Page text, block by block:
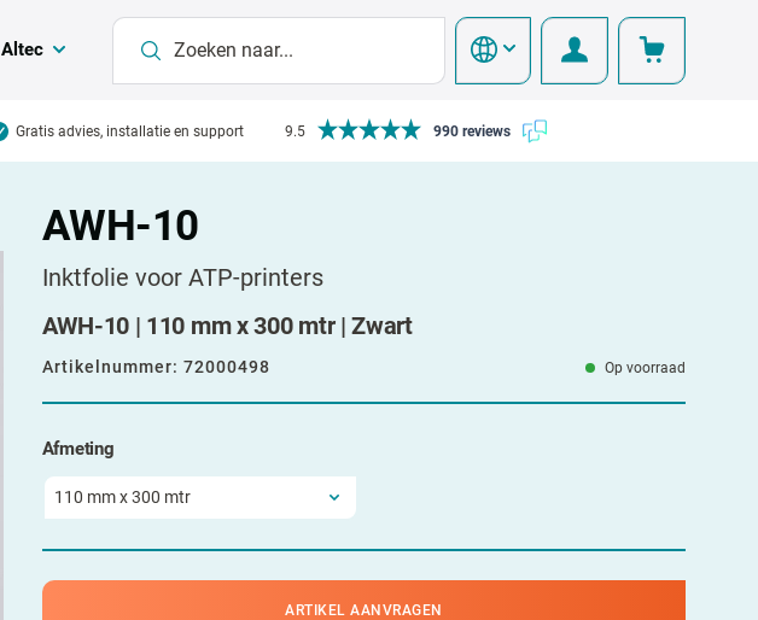
Altec
Gratis advies, installatie en support 9.5 990 reviews
AWH-10
Inktfolie voor ATP-printers
AWH-10 | 110 mm x 300 mtr | Zwart
Artikelnummer: 72000498 Op voorraad
Afmeting
ARTIKEL AANVRAGEN